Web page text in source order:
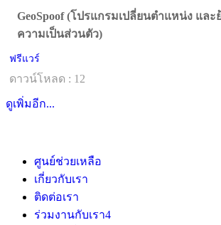
GeoSpoof (โปรแกรมเปลี่ยนตำแหน่ง แล
ความเป็นส่วนตัว)
ฟรีแวร์
ดาวน์โหลด : 12
ดูเพิ่มอีก...
ศูนย์ช่วยเหลือ
เกี่ยวกับเรา
ติดต่อเรา
ร่วมงานกับเรา4